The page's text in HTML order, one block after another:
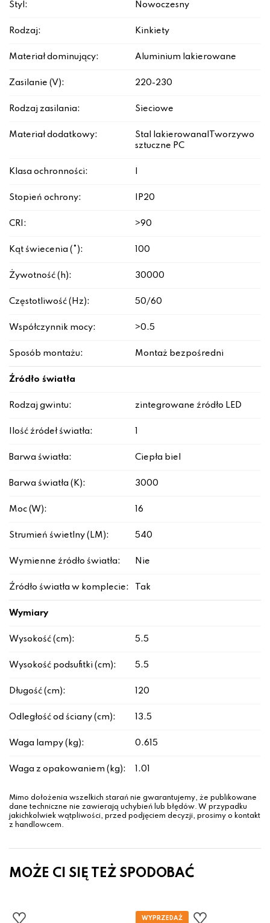
Styl: Nowoczesny
Rodzaj: Kinkiety
Materiał dominujący: Aluminium lakierowane
Zasilanie (V): 220-230
Rodzaj zasilania: Sieciowe
Materiał dodatkowy:
Stal lakierowana|Tworzywo
sztuczne PC
Klasa ochronności:
Stopień ochrony: IP20
CRI: >90
Kąt świecenia (°): 100
Żywotność (h): 30000
Częstotliwość (Hz): 50/60
Współczynnik mocy: >0.5
Sposób montażu: Montaż bezpośredni
Źródło światła
Rodzaj gwintu: zintegrowane źródło LED
Ilość źródeł światła:
Barwa światła: Ciepła biel
Barwa światła (K): 3000
Moc (W): 16
Strumień świetlny (LM): 540
Wymienne źródło światła: Nie
Źródło światła w komplecie: Tak
Wymiary
Wysokość (cm): 5.5
Wysokość podsufitki (cm): 5.5
Długość (cm): 120
Odległość od ściany (cm): 13.5
Waga lampy (kg): 0.615
Waga z opakowaniem (kg): 1.01
Mimo dołożenia wszelkich starań nie gwarantujemy, że publikowane
dane techniczne nie zawierają uchybień lub błędów. W przypadku
jakichkolwiek wątpliwości, przed podjęciem decyzji, prosimy o kontakt
z handlowcem.
MOŻE CI SIĘ TEŻ SPODOBAĆ